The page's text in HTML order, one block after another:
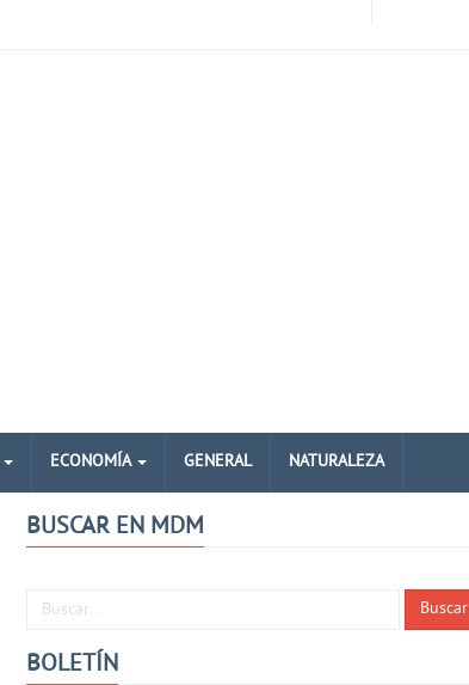
ECONOMÍA GENERAL NATURALEZA
BUSCAR EN MDM
Buscar... Buscar
BOLETÍN